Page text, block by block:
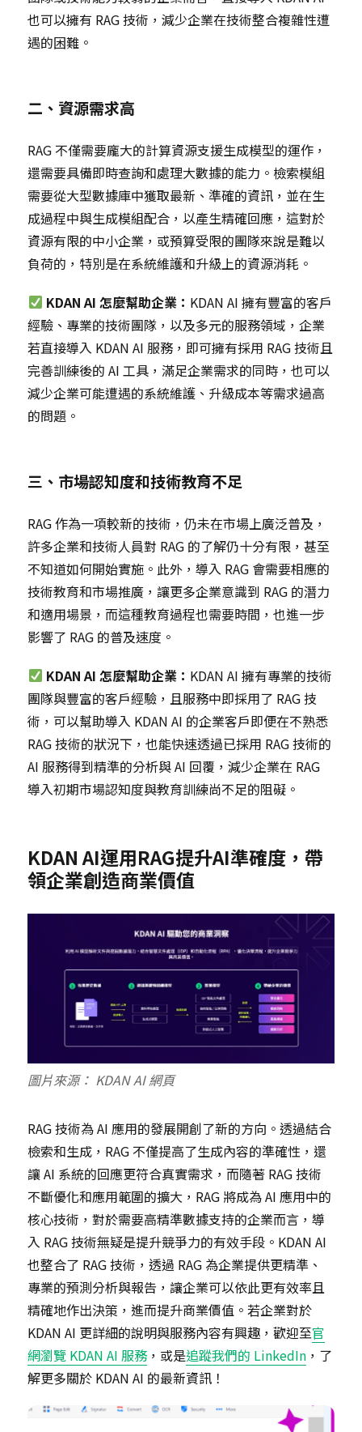
也可以擁有 RAG 技術，減少企業在技術整合複雜性遭
遇的困難。
二、資源需求高
RAG 不僅需要龐大的計算資源支援生成模型的運作，
還需要具備即時查詢和處理大數據的能力。檢索模組
需要從大型數據庫中獲取最新、準確的資訊，並在生
成過程中與生成模組配合，以產生精確回應，這對於
資源有限的中小企業，或預算受限的團隊來說是難以
負荷的，特別是在系統維護和升級上的資源消耗。
KDAN AI 怎麼幫助企業： KDAN AI 擁有豐富的客戶
經驗、專業的技術團隊，以及多元的服務領域，企業
若直接導入 KDAN AI 服務，即可擁有採用 RAG 技術且
完善訓練後的 AI 工具，滿足企業需求的同時，也可以
減少企業可能遭遇的系統維護、升級成本等需求過高
的問題。
三、市場認知度和技術教育不足
RAG 作為一項較新的技術，仍未在市場上廣泛普及，
許多企業和技術人員對 RAG 的了解仍十分有限，甚至
不知道如何開始實施。此外，導入 RAG 會需要相應的
技術教育和市場推廣，讓更多企業意識到 RAG 的潛力
和適用場景，而這種教育過程也需要時間，也進一步
影響了 RAG 的普及速度。
KDAN AI 怎麼幫助企業： KDAN AI 擁有專業的技術
團隊與豐富的客戶經驗，且服務中即採用了 RAG 技
術，可以幫助導入 KDAN AI 的企業客戶即便在不熟悉
RAG 技術的狀況下，也能快速透過已採用 RAG 技術的
AI 服務得到精準的分析與 AI 回覆，減少企業在 RAG
導入初期市場認知度與教育訓練尚不足的阻礙。
KDAN AI運用RAG提升AI準確度，帶
領企業創造商業價值
圖片來源： KDAN AI 網頁
RAG 技術為 AI 應用的發展開創了新的方向。透過結合
檢索和生成，RAG 不僅提高了生成內容的準確性，還
讓 AI 系統的回應更符合真實需求，而隨著 RAG 技術
不斷優化和應用範圍的擴大，RAG 將成為 AI 應用中的
核心技術，對於需要高精準數據支持的企業而言，導
入 RAG 技術無疑是提升競爭力的有效手段。KDAN AI
也整合了 RAG 技術，透過 RAG 為企業提供更精準、
專業的預測分析與報告，讓企業可以依此更有效率且
精確地作出決策，進而提升商業價值。若企業對於
KDAN AI 更詳細的說明與服務內容有興趣，歡迎至官
網瀏覽 KDAN AI 服務 ，或是追蹤我們的 LinkedIn ，了
解更多關於 KDAN AI 的最新資訊！